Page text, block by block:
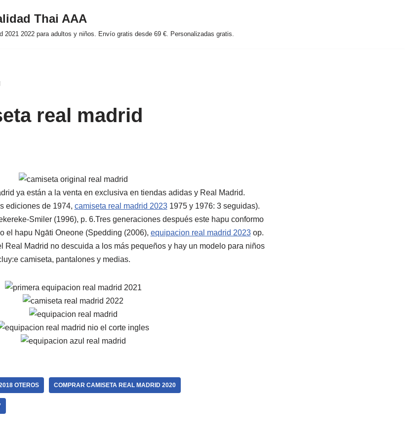
Thai AAA
2022 para adultos y niños. Envío gratis desde 69 €. Personalizadas gratis.
real madrid
ya están a la venta en exclusiva en tiendas adidas y Real Madrid.
ediciones de 1974, camiseta real madrid 20231975 y 1976: 3 seguidas).
Smiler (1996), p. 6.Tres generaciones después este hapu conformo
el hapu Ngāti Oneone (Spedding (2006), equipacion real madrid 2023op.
Real Madrid no descuida a los más pequeños y hay un modelo para niños
camiseta, pantalones y medias.
OTEROS COMPRAR CAMISETA REAL MADRID 2020